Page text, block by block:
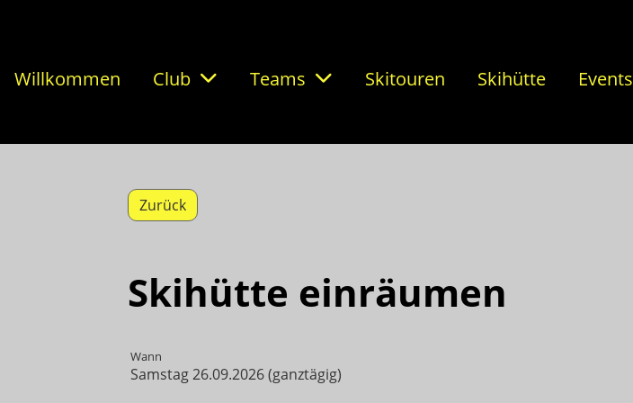
Willkommen Club Teams Skitouren Skihütte Events
Zurück
Skihütte einräumen
Wann
Samstag 26.09.2026 (ganztägig)